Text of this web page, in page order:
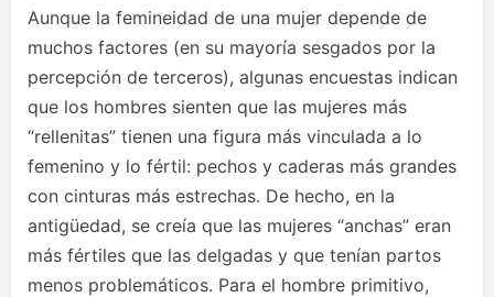
Aunque la femineidad de una mujer depende de
muchos factores (en su mayoría sesgados por la
percepción de terceros), algunas encuestas indican
que los hombres sienten que las mujeres más
“rellenitas” tienen una figura más vinculada a lo
femenino y lo fértil: pechos y caderas más grandes
con cinturas más estrechas. De hecho, en la
antigüedad, se creía que las mujeres “anchas” eran
más fértiles que las delgadas y que tenían partos
menos problemáticos. Para el hombre primitivo,